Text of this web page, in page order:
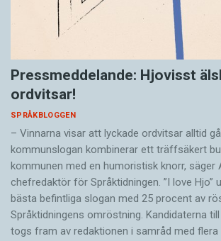
Pressmeddelande: Hjovisst
ordvitsar!
SPRÅKBLOGGEN
– Vinnarna visar att lyckade ordvitsar alltid
kommunslogan kombinerar ett träffsäkert
kommunen med en humoristisk knorr, säger
chefredaktör för Språktidningen. ”I love Hjo”
bästa befintliga slogan med 25 procent av
Språktidningens omröstning. Kandidaterna
togs fram av redaktionen i samråd med flera